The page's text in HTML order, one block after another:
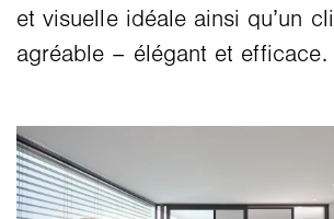
et visuelle idéale ainsi qu’un
agréable – élégant et efficace.